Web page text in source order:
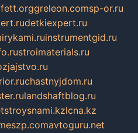
greleon.comsp-or.ru
detkiexpert.ru
instrumentgid.ru
stroimaterials.ru
chastnyjdom.ru
landshaftblog.ru
stroysnami.kzlcna.kz
avtoguru.net